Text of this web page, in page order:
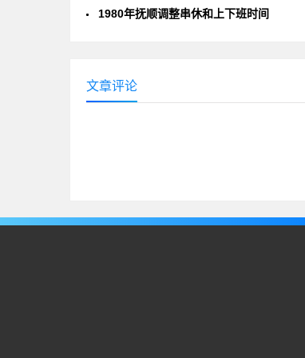
1980年抚顺调整串休和上下班时间
文章评论